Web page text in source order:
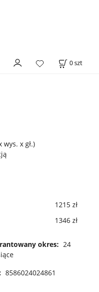
0 szt
x gł.)
1215 zł
1346 zł
okres: 24
8586024024861